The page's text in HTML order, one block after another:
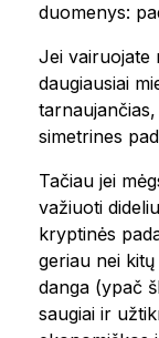
duomenys:
Jei vairuojate
daugiausiai
simetrines
Tačiau jei
važiuoti
kryptinės
geriau nei
danga (ypač
saugiai ir